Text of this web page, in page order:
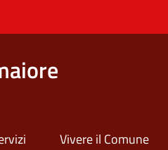
Vivere il Comune